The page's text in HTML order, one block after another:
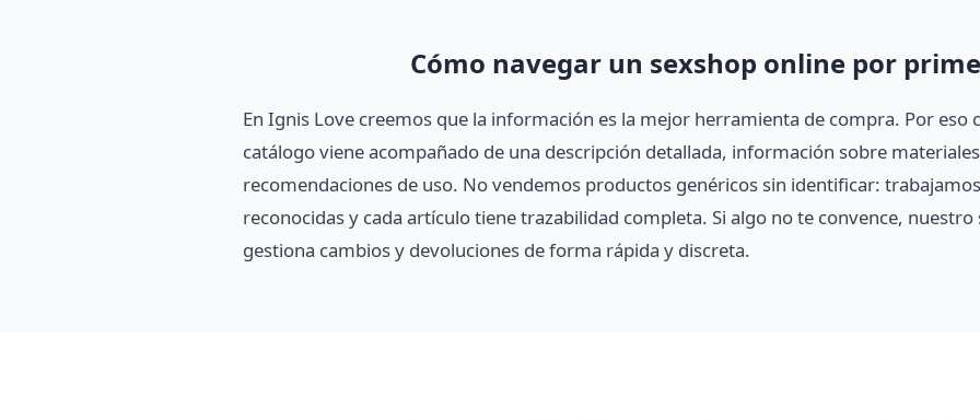
Cómo navegar un sexshop online por
En Ignis Love creemos que la información es la mejor herramienta de compra. Por eso
catálogo viene acompañado de una descripción detallada, información sobre
recomendaciones de uso. No vendemos productos genéricos sin identificar:
reconocidas y cada artículo tiene trazabilidad completa. Si algo no te convence,
gestiona cambios y devoluciones de forma rápida y discreta.